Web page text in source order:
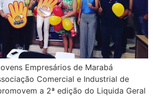
Empresários de Marabá
Comercial e Industrial de
a 2ª edição do Liquida Geral